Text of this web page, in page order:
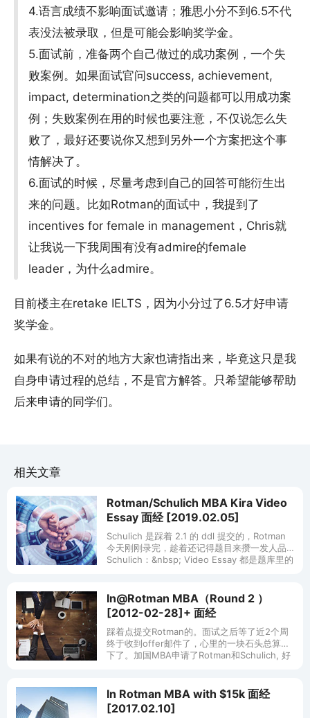
4.语言成绩不影响面试邀请；雅思小分不到6.5不代
表没法被录取，但是可能会影响奖学金。
5.面试前，准备两个自己做过的成功案例，一个失
败案例。如果面试官问success, achievement,
impact, determination之类的问题都可以用成功案
例；失败案例在用的时候也要注意，不仅说怎么失
败了，最好还要说你又想到另外一个方案把这个事
情解决了。
6.面试的时候，尽量考虑到自己的回答可能衍生出
来的问题。比如Rotman的面试中，我提到了
incentives for female in management，Chris就
让我说一下我周围有没有admire的female
leader，为什么admire。
目前楼主在retake IELTS，因为小分过了6.5才好申请
奖学金。
如果有说的不对的地方大家也请指出来，毕竟这只是我
自身申请过程的总结，不是官方解答。只希望能够帮助
后来申请的同学们。
相关文章
Rotman/Schulich MBA Kira Video
Essay 面经 [2019.02.05]
Schulich 是踩着 2.1 的 ddl 提交的，Rotman
今天刚刚录完，趁着还记得题目来攒一发人品~
Schulich：&nbsp; Video Essay 都是题库里的
In@Rotman MBA（Round 2 ）
[2012-02-28]+ 面经
踩着点提交Rotman的。面试之后等了近2个周
终于收到offer邮件了，心里的一块石头总算放
下了。加国MBA申请了Rotman和Schulich, 好
In Rotman MBA with $15k 面经
[2017.02.10]